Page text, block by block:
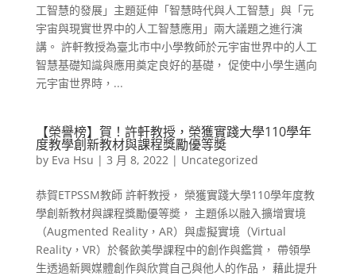
⼯智慧的發展」主題延伸「智慧時代與人工智慧」與「元
宇宙與現實世界中的人工智慧應用」兩大議題之進行演
講。 許軒教授為臺北市中小學教師於元宇宙世界中的人工
智慧基礎知識與應用奠定良好的基礎， 促使中小學生邁向
元宇宙世界時，...
【榮譽榜】賀！許軒教授，榮獲實踐大學110學年
度教學創新教材與課程獎勵優等奬
by Eva Hsu | 3 月 8, 2022| Uncategorized
恭賀ETPSSM教師 許軒教授， 榮獲實踐大學110學年度教
學創新教材與課程獎勵優等奬， 主題係以融入擴增實境
（Augmented Reality，AR）與虛擬實境（Virtual
Reality，VR）於餐飲美學課程中的創作與鑑賞， 帶領學
生透過新興媒體創作與欣賞自己與他人的作品， 藉此提升